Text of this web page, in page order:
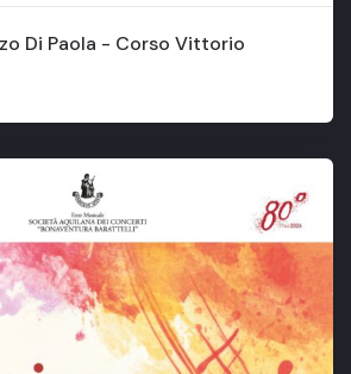
Di Paola - Corso Vittorio